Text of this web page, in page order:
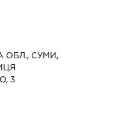
ОБЛ., СУМИ,
3